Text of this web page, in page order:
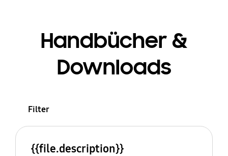
Handbücher &
Downloads
Filter
{{file.description}}